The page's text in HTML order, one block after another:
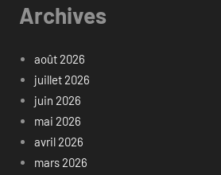
Archives
août 2026
juillet 2026
juin 2026
mai 2026
avril 2026
mars 2026